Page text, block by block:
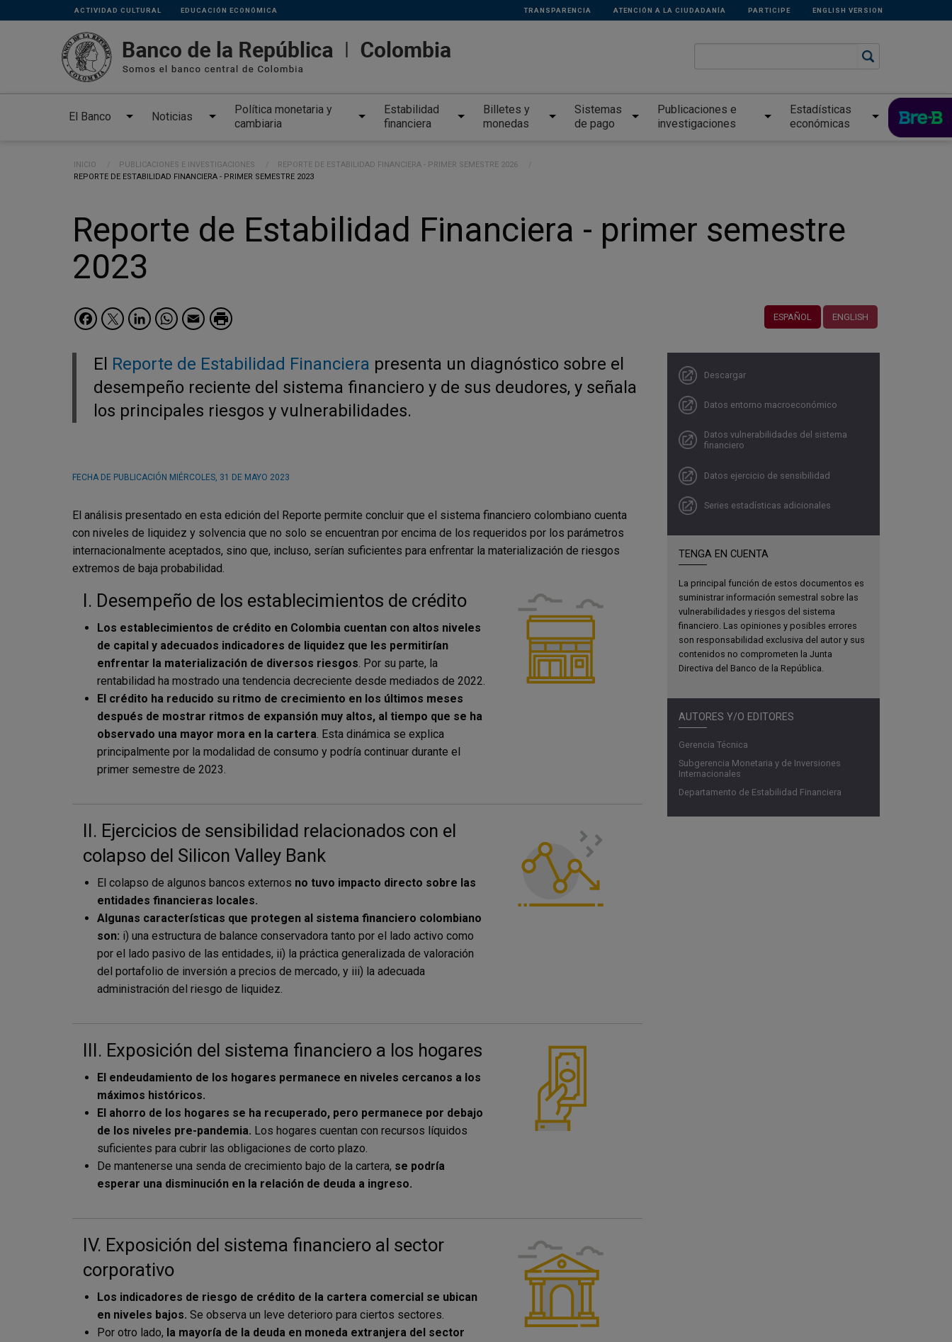
Pasar al contenido principal
Links
secundarios
ACTIVIDAD CULTURAL EDUCACIÓN ECONÓMICA TRANSPARENCIA ATENCIÓN A LA CIUDADANÍA PARTICIPE ENGLISH VERSION
El Banco Noticias
Política monetaria y
cambiaria
Estabilidad
financiera
Billetes y
monedas
Sistemas
de pago
Publicaciones e
investigaciones
Estadísticas
económicas
Ruta de navegación
INICIO PUBLICACIONES E INVESTIGACIONES
REPORTE DE ESTABILIDAD FINANCIERA - PRIMER SEMESTRE 2026
CURRENT:
REPORTE DE ESTABILIDAD FINANCIERA - PRIMER SEMESTRE 2023
Reporte de Estabilidad Financiera - primer semestre
2023
ESPAÑOL ENGLISH
Facebook
Twitter
LinkedIn
WhatsApp
Email
Descargar
Datos entorno macroeconómico
Datos vulnerabilidades del sistema
financiero
Datos ejercicio de sensibilidad
Series estadísticas adicionales
TENGA EN CUENTA
La principal función de estos documentos es
suministrar información semestral sobre las
vulnerabilidades y riesgos del sistema
financiero. Las opiniones y posibles errores
son responsabilidad exclusiva del autor y sus
contenidos no comprometen la Junta
Directiva del Banco de la República.
AUTORES Y/O EDITORES
Gerencia Técnica
Subgerencia Monetaria y de Inversiones
Internacionales
Departamento de Estabilidad Financiera
El Reporte de Estabilidad Financiera presenta un diagnóstico sobre el
desempeño reciente del sistema financiero y de sus deudores, y señala
los principales riesgos y vulnerabilidades.
FECHA DE PUBLICACIÓN MIÉRCOLES, 31 DE MAYO 2023
El análisis presentado en esta edición del Reporte permite concluir que el sistema financiero colombiano cuenta
con niveles de liquidez y solvencia que no solo se encuentran por encima de los requeridos por los parámetros
internacionalmente aceptados, sino que, incluso, serían suficientes para enfrentar la materialización de riesgos
extremos de baja probabilidad.
I. Desempeño de los establecimientos de crédito
Los establecimientos de crédito en Colombia cuentan con altos niveles
de capital y adecuados indicadores de liquidez que les permitirían
enfrentar la materialización de diversos riesgos. Por su parte, la
rentabilidad ha mostrado una tendencia decreciente desde mediados de 2022.
El crédito ha reducido su ritmo de crecimiento en los últimos meses
después de mostrar ritmos de expansión muy altos, al tiempo que se ha
observado una mayor mora en la cartera. Esta dinámica se explica
principalmente por la modalidad de consumo y podría continuar durante el
primer semestre de 2023.
II. Ejercicios de sensibilidad relacionados con el
colapso del Silicon Valley Bank
El colapso de algunos bancos externos no tuvo impacto directo sobre las
entidades financieras locales.
Algunas características que protegen al sistema financiero colombiano
son: i) una estructura de balance conservadora tanto por el lado activo como
por el lado pasivo de las entidades, ii) la práctica generalizada de valoración
del portafolio de inversión a precios de mercado, y iii) la adecuada
administración del riesgo de liquidez.
III. Exposición del sistema financiero a los hogares
El endeudamiento de los hogares permanece en niveles cercanos a los
máximos históricos.
El ahorro de los hogares se ha recuperado, pero permanece por debajo
de los niveles pre-pandemia. Los hogares cuentan con recursos líquidos
suficientes para cubrir las obligaciones de corto plazo.
De mantenerse una senda de crecimiento bajo de la cartera, se podría
esperar una disminución en la relación de deuda a ingreso.
IV. Exposición del sistema financiero al sector
corporativo
Los indicadores de riesgo de crédito de la cartera comercial se ubican
en niveles bajos. Se observa un leve deterioro para ciertos sectores.
Por otro lado, la mayoría de la deuda en moneda extranjera del sector